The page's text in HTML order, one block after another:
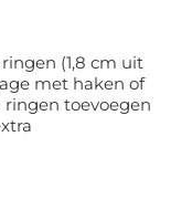
(1,8 cm uit
met haken of
ringen toevoegen